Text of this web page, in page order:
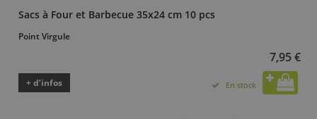
Sacs à Four et Barbecue 35x24 cm 10 pcs
Point Virgule
7,95 €
+ d’infos En stock